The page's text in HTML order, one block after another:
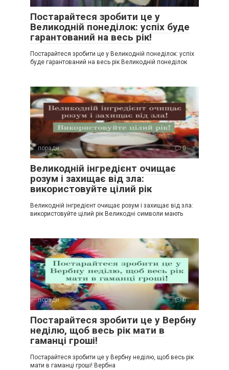
Постарайтеся зробити це у
Великодній понеділок: успіх буде
гарантований на весь рік!
Постарайтеся зробити це у Великодній понеділок: успіх
буде гарантований на весь рік Великодній понеділок
поради 0
Великодній інгредієнт очищає
розум і захищає від зла:
використовуйте цілий рік
Великодній інгредієнт очищає розум і захищає від зла:
використовуйте цілий рік Великодні символи мають
поради 0
Постарайтеся зробити це у Вербну
неділю, щоб весь рік мати в
гаманці гроші!
Постарайтеся зробити це у Вербну неділю, щоб весь рік
мати в гаманці гроші! Вербна